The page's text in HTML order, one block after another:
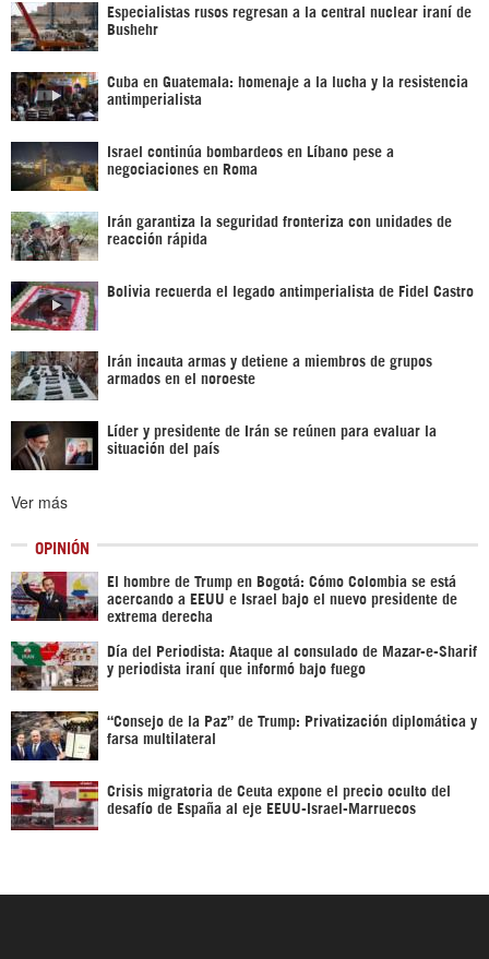
Especialistas rusos regresan a la central nuclear iraní de
Bushehr
Cuba en Guatemala: homenaje a la lucha y la resistencia
antimperialista
Israel continúa bombardeos en Líbano pese a
negociaciones en Roma
Irán garantiza la seguridad fronteriza con unidades de
reacción rápida
Bolivia recuerda el legado antimperialista de Fidel Castro
Irán incauta armas y detiene a miembros de grupos
armados en el noroeste
Líder y presidente de Irán se reúnen para evaluar la
situación del país
Ver más
OPINIÓN
El hombre de Trump en Bogotá: Cómo Colombia se está
acercando a EEUU e Israel bajo el nuevo presidente de
extrema derecha
Día del Periodista: Ataque al consulado de Mazar-e-Sharif
y periodista iraní que informó bajo fuego
“Consejo de la Paz” de Trump: Privatización diplomática y
farsa multilateral
Crisis migratoria de Ceuta expone el precio oculto del
desafío de España al eje EEUU-Israel-Marruecos